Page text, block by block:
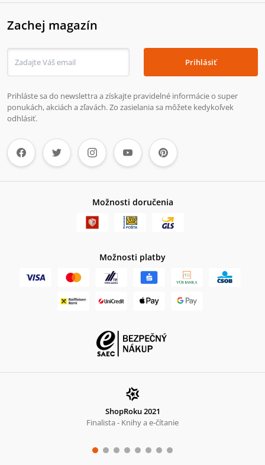
Zachej magazín
Prihlásiť
Prihláste sa do newslettra a získajte pravidelné informácie o super
ponukách, akciách a zľavách. Zo zasielania sa môžete kedykoľvek
odhlásiť.
Možnosti doručenia
Možnosti platby
ShopRoku 2021
Finalista - Knihy a e-čítanie